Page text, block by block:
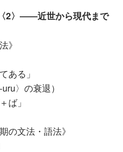
2〉――近世から現代まで
》
ある」
〉の衰退）
ば」
の文法・語法》